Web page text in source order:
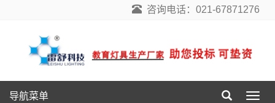
咨询电话：021-67871276
导
导航菜单